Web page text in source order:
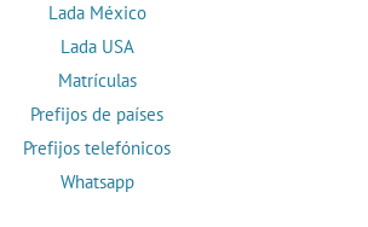
Lada México
Lada USA
Matrículas
Prefijos de países
Prefijos telefónicos
Whatsapp